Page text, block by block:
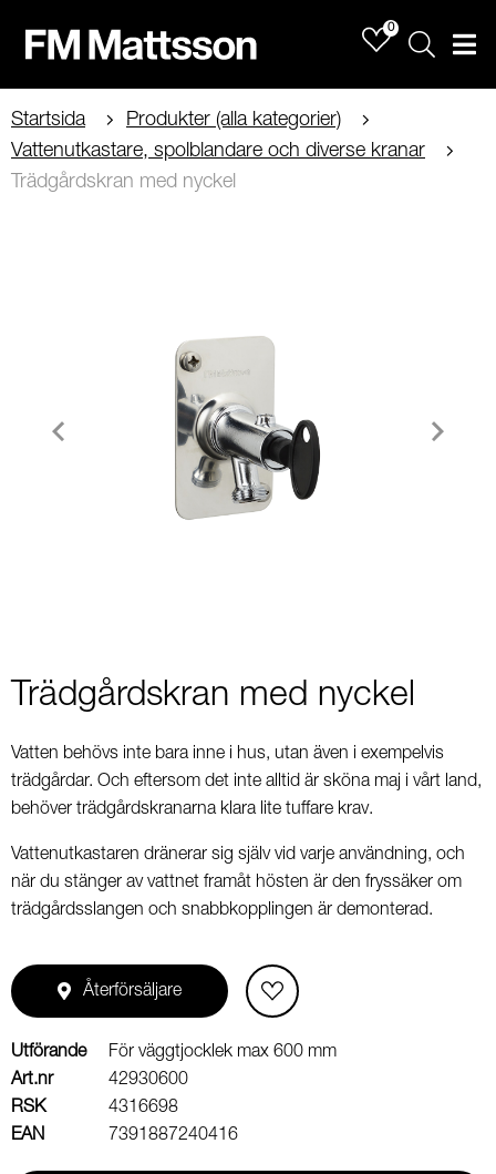
0
Sök
Startsida
Produkter (alla kategorier)
Vattenutkastare, spolblandare och diverse kranar
Trädgårdskran med nyckel
Trädgårdskran med nyckel
Vatten behövs inte bara inne i hus, utan även i exempelvis
trädgårdar. Och eftersom det inte alltid är sköna maj i vårt land,
behöver trädgårdskranarna klara lite tuffare krav.
Vattenutkastaren dränerar sig själv vid varje användning, och
när du stänger av vattnet framåt hösten är den fryssäker om
trädgårdsslangen och snabbkopplingen är demonterad.
Återförsäljare
Utförande
För väggtjocklek max 600 mm
Art.nr
42930600
RSK
4316698
EAN
7391887240416